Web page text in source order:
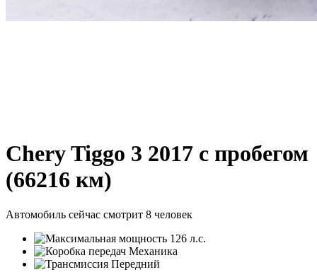
Chery Tiggo 3 2017 с пробегом
(66216 км)
Автомобиль сейчас смотрит 8 человек
126 л.с.
Механика
Передний